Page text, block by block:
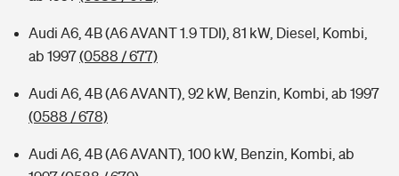
Audi A6, 4B (A6 AVANT 1.9 TDI), 81 kW, Diesel, Kombi,
ab 1997(0588 / 677)
Audi A6, 4B (A6 AVANT), 92 kW, Benzin, Kombi, ab 1997
(0588 / 678)
Audi A6, 4B (A6 AVANT), 100 kW, Benzin, Kombi, ab